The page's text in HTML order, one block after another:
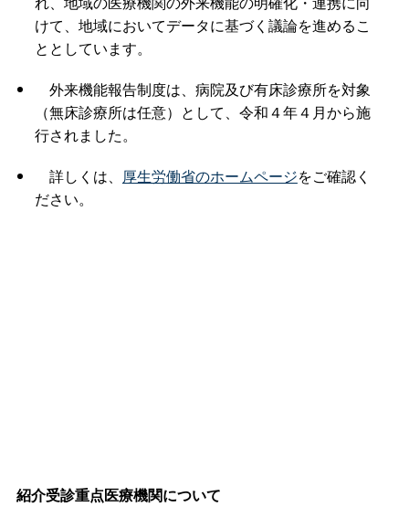
けて、地域においてデータに基づく議論を進めるこ
ととしています。
外来機能報告制度は、病院及び有床診療所を対象
（無床診療所は任意）として、令和４年４月から施
行されました。
詳しくは、 厚生労働省のホームページをご確認く
ださい。
紹介受診重点医療機関について